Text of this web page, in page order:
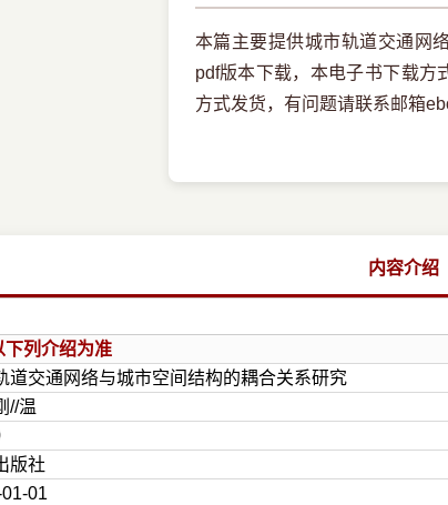
本篇主要提供城市轨道交通网
pdf版本下载，本电子书下载方
方式发货，有问题请联系邮箱
内容介绍
下列介绍为准
道交通网络与城市空间结构的耦合关系研究
//温
版社
01